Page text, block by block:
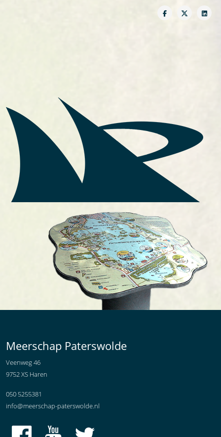
Meerschap Paterswolde
Veenweg 46
9752 XS Haren
050 5255381
info@meerschap-paterswolde.nl